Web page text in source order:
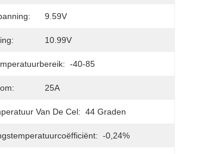
9.59V
10.99V
-40-85
25A
Van De Cel: 44 Graden
-0,24%